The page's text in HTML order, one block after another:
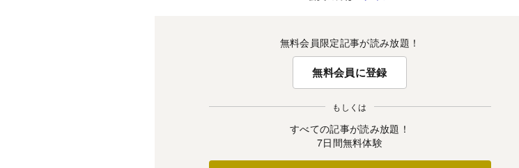
無料会員限定記事が読み放題！
無料会員に登録
もしくは
すべての記事が読み放題！
7日間無料体験